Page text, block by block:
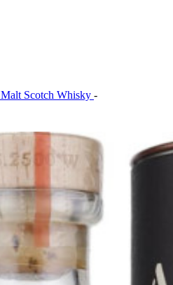
Scotch Whisky -